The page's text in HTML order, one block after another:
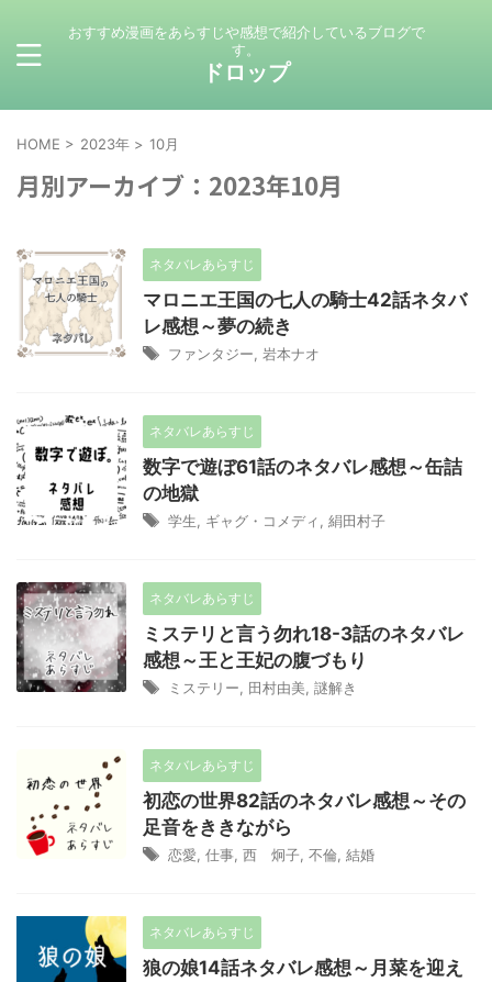
おすすめ漫画をあらすじや感想で紹介しているブログで
す。
ドロップ
HOME > 2023年 > 10月
月別アーカイブ：2023年10月
ネタバレあらすじ
マロニエ王国の七人の騎士42話ネタバ
レ感想～夢の続き
ファンタジー 岩本ナオ
ネタバレあらすじ
数字で遊ぼ61話のネタバレ感想～缶詰
の地獄
学生 ギャグ・コメディ 絹田村子
ネタバレあらすじ
ミステリと言う勿れ18-3話のネタバレ
感想～王と王妃の腹づもり
ミステリー 田村由美 謎解き
ネタバレあらすじ
初恋の世界82話のネタバレ感想～その
足音をききながら
恋愛 仕事 西 炯子 不倫 結婚
ネタバレあらすじ
狼の娘14話ネタバレ感想～月菜を迎え